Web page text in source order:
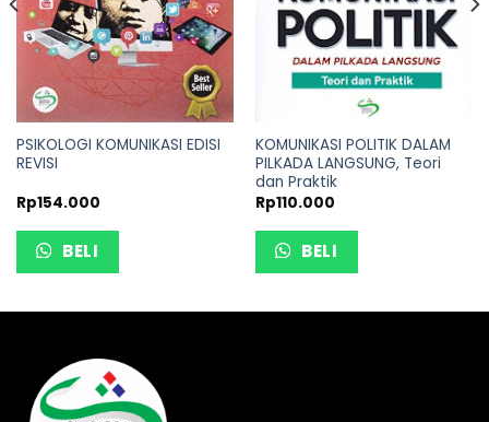
PSIKOLOGI KOMUNIKASI EDISI
REVISI
Rp154.000
BELI
KOMUNIKASI POLITIK DALAM
PILKADA LANGSUNG, Teori
dan Praktik
Rp110.000
BELI